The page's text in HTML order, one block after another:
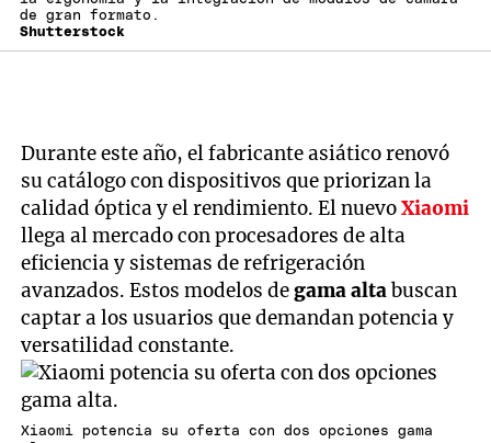
de gran formato.
Shutterstock
Durante este año, el fabricante asiático renovó
su catálogo con dispositivos que priorizan la
calidad óptica y el rendimiento. El nuevoXiaomi
llega al mercado con procesadores de alta
eficiencia y sistemas de refrigeración
avanzados. Estos modelos degama altabuscan
captar a los usuarios que demandan potencia y
versatilidad constante.
Xiaomi potencia su oferta con dos opciones gama